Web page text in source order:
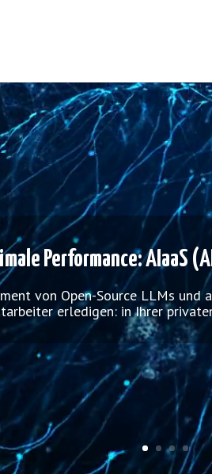
Performance: AIaaS
von Open-Source LLMs und
erledigen: in Ihrer
Video-
Player